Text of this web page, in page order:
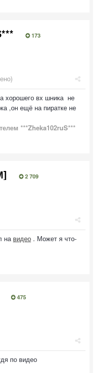
173
хорошего вх шника не
,он ещё на пиратке не
***Zheka102ruS***
2 709
на видео . Может я что-
475
по видео